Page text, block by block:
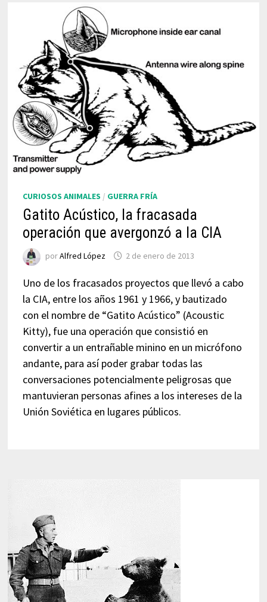
CURIOSOS ANIMALES / GUERRA FRÍA
Gatito Acústico, la fracasada
operación que avergonzó a la CIA
porAlfred López 2 de enero de 2013
Uno de los fracasados proyectos que llevó a cabo
la CIA, entre los años 1961 y 1966, y bautizado
con el nombre de “Gatito Acústico” (Acoustic
Kitty), fue una operación que consistió en
convertir a un entrañable minino en un micrófono
andante, para así poder grabar todas las
conversaciones potencialmente peligrosas que
mantuvieran personas afines a los intereses de la
Unión Soviética en lugares públicos.